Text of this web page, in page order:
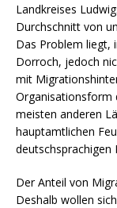
Landkreises
Durchschnitt von
Das Problem liegt,
Dorroch, jedoch
mit
Organisationsform
meisten anderen
hauptamtlichen
deutschsprachigen
Der Anteil von
Deshalb wollen